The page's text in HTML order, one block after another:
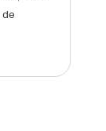
de